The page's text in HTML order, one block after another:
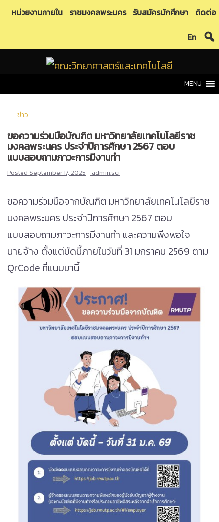
Skipหน่วยงานภายใน ราชมงคลพระนคร รับสมัครนักศึกษา ติดต่อ
En
MENU
ข่าว
ขอความร่วมมือบัณฑิต มหาวิทยาลัยเทคโนโลยีราช
มงคลพระนคร ประจำปีการศึกษา 2567 ตอบ
แบบสอบถามภาวะการมีงานทำ
Posted September 17, 2025 admin.sci
ขอความร่วมมือจากบัณฑิต มหาวิทยาลัยเทคโนโลยีราช
มงคลพระนคร ประจำปีการศึกษา 2567 ตอบ
แบบสอบถามภาวะการมีงานทำ และความพึงพอใจ
นายจ้าง ตั้งแต่บัดนี้ภายในวันที่ 31 มกราคม 2569 ตาม
QrCode ที่แนบมานี้